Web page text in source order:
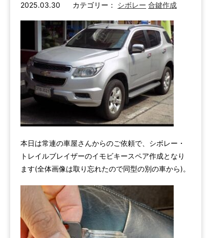
2025.03.30 カテゴリー： シボレー 合鍵作成
本日は常連の車屋さんからのご依頼で、シボレー・
トレイルブレイザーのイモビキースペア作成となり
ます(全体画像は取り忘れたので同型の別の車から)。